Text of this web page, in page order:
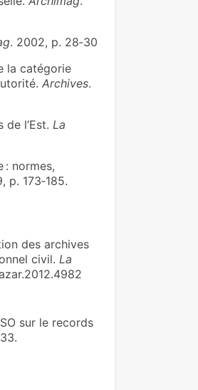
. 2002, p. 28‑30
la catégorie
Archives.
l’Est. La
: normes,
p. 173‑185.
des archives
civil. La
sur le records